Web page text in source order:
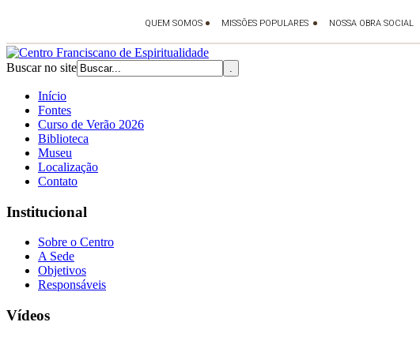
Buscar no site
Início
Fontes
Curso de Verão 2026
Biblioteca
Museu
Localização
Contato
Institucional
Sobre o Centro
A Sede
Objetivos
Responsáveis
Vídeos